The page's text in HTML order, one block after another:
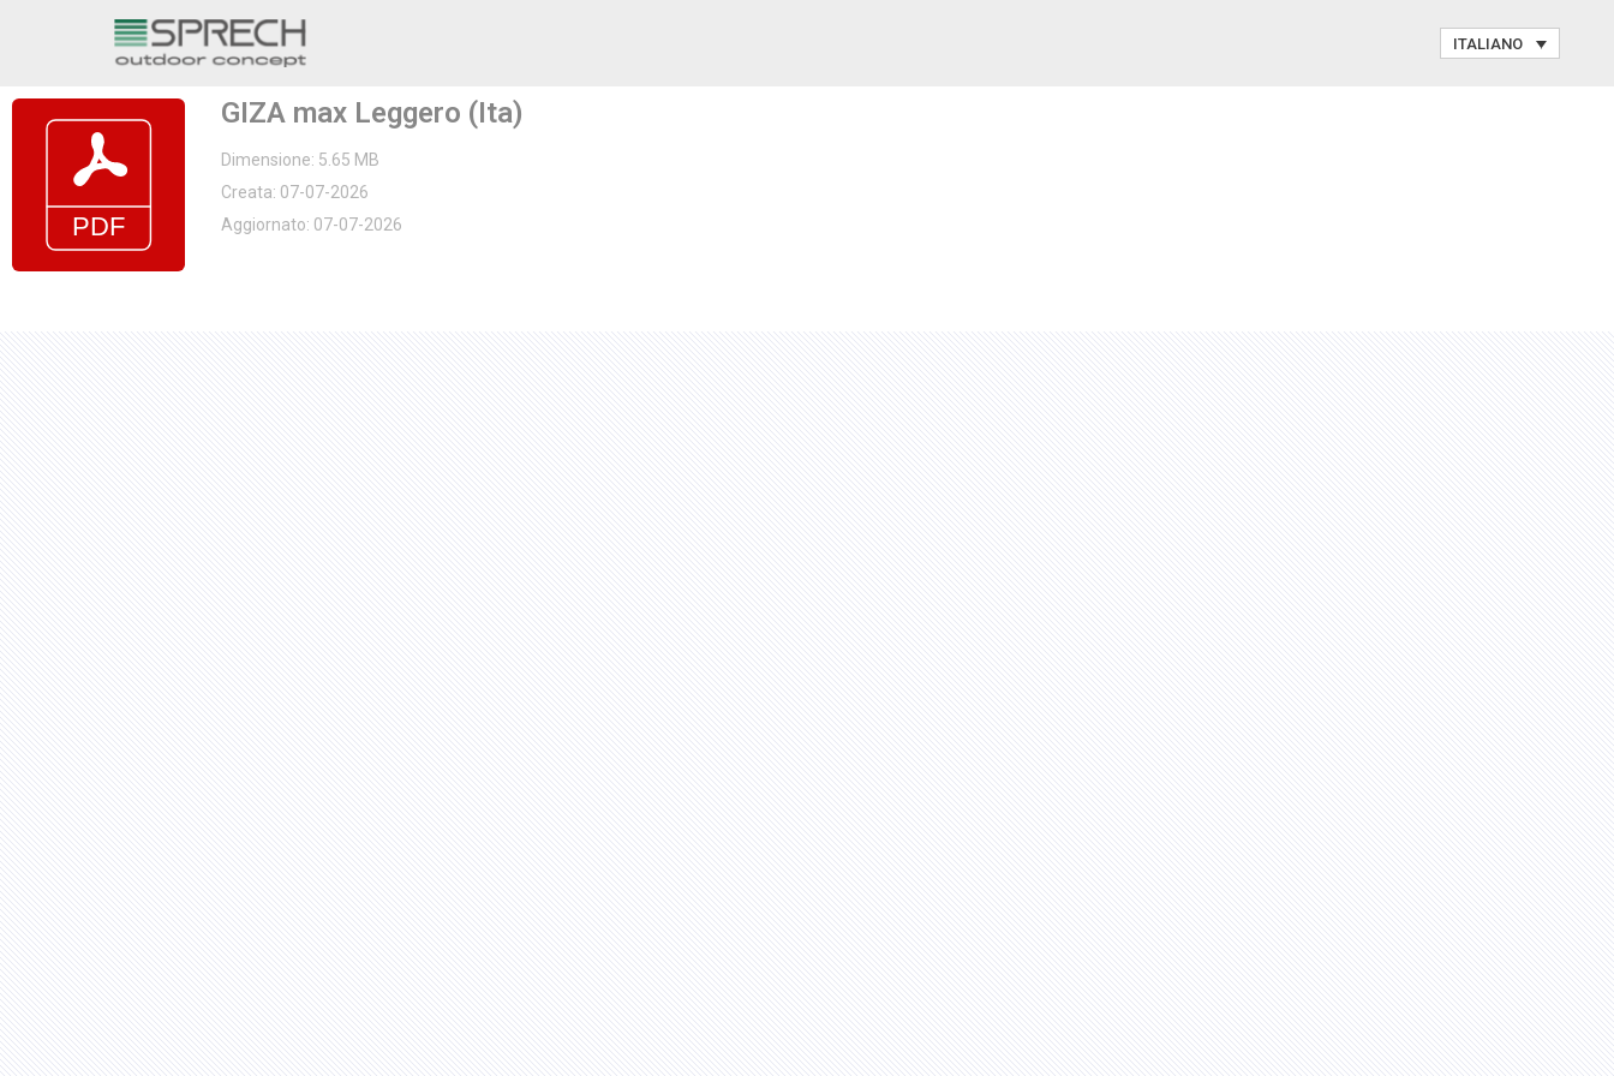
al
contenuto
ITALIANO
GIZA max Leggero (Ita)
Dimensione: 5.65 MB
Creata: 07-07-2026
Aggiornato: 07-07-2026